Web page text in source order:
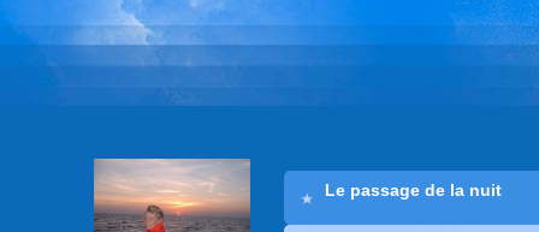
Le passage de la nuit